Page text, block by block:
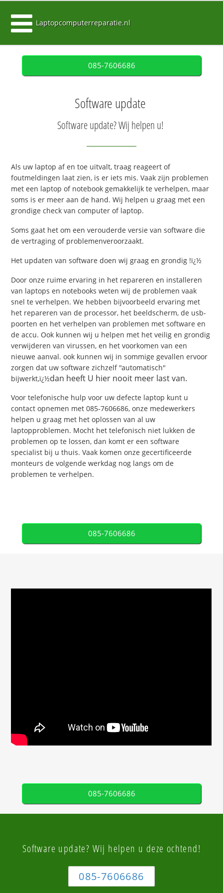
Laptopcomputerreparatie.nl
085-7606686
Software update
Software update? Wij helpen u!
Als uw laptop af en toe uitvalt, traag reageert of
foutmeldingen laat zien, is er iets mis. Vaak zijn problemen
met een laptop of notebook gemakkelijk te verhelpen, maar
soms is er meer aan de hand. Wij helpen u graag met een
grondige check van computer of laptop.
Soms gaat het om een verouderde versie van software die
de vertraging of problemenveroorzaakt.
Het updaten van software doen wij graag en grondig !ï¿½
Door onze ruime ervaring in het repareren en installeren
van laptops en notebooks weten wij de problemen vaak
snel te verhelpen. We hebben bijvoorbeeld ervaring met
het repareren van de processor, het beeldscherm, de usb-
poorten en het verhelpen van problemen met software en
de accu. Ook kunnen wij u helpen met het veilig en grondig
verwijderen van virussen, en het voorkomen van een
nieuwe aanval. ook kunnen wij in sommige gevallen ervoor
zorgen dat uw software zichzelf "automatisch"
bijwerkt,ï¿½dan heeft U hier nooit meer last van.
Voor telefonische hulp voor uw defecte laptop kunt u
contact opnemen met 085-7606686, onze medewerkers
helpen u graag met het oplossen van al uw
laptopproblemen. Mocht het telefonisch niet lukken de
problemen op te lossen, dan komt er een software
specialist bij u thuis. Vaak komen onze gecertificeerde
monteurs de volgende werkdag nog langs om de
problemen te verhelpen.
085-7606686
085-7606686
Software update? Wij helpen u deze ochtend!
085-7606686